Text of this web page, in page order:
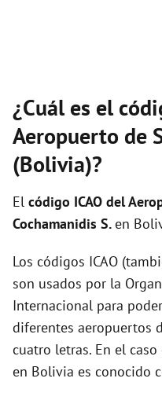
¿Cuál es el
Aeropuerto de
(Bolivia)?
El código ICAO del
Cochamanidis S.en
Los códigos ICAO
son usados por la
Internacional para
diferentes aeropuertos
cuatro letras. En el
en Bolivia es conocido